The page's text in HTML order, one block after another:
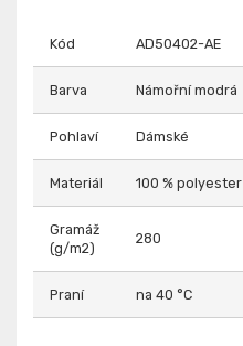
Kód AD50402-AE
Barva Námořní modrá
Pohlaví Dámské
Materiál 100 % polyester
Gramáž
(g/m2)
280
Praní na 40 °C